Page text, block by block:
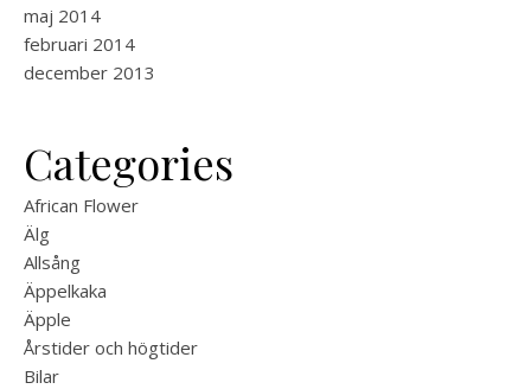
maj 2014
februari 2014
december 2013
Categories
African Flower
Älg
Allsång
Äppelkaka
Äpple
Årstider och högtider
Bilar